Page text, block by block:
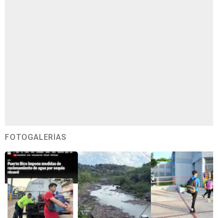
FOTOGALERÍAS